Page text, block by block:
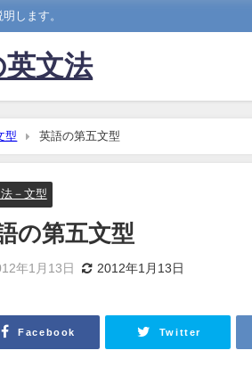
します。
文法
型 英語の第五文型
－文型
の第五文型
年1月13日 2012年1月13日
Facebook Twitter